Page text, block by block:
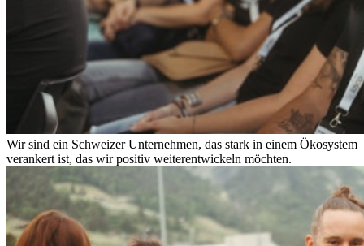
Wir sind ein Schweizer Unternehmen, das stark in einem Ökosystem
verankert ist, das wir positiv weiterentwickeln möchten.